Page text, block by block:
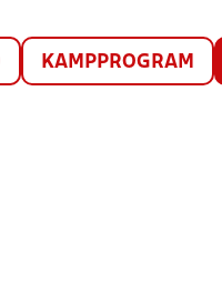
KAMPPROGRAM